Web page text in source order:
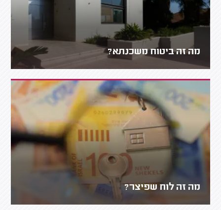
מה זה ביטוח משכנתא?
מה זה לוח שפיצר?